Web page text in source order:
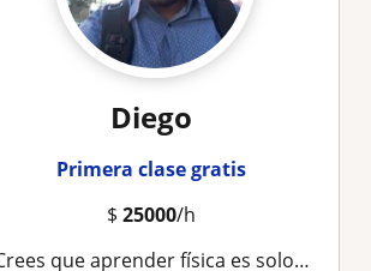
Diego
Primera clase gratis
$25000/h
Crees que aprender física es solo para genixs? Puedo ayudarte a que quites tus frustraciones con la matemática y la física